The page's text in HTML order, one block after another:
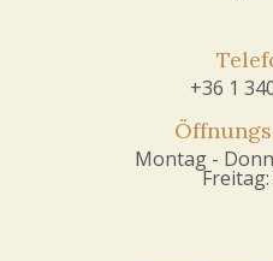
+36 1
Montag -